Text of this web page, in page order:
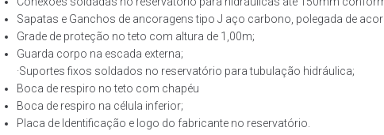
Sapatas e Ganchos de ancoragens tipo J aço carbono, polegada de
Grade de proteção no teto com altura de 1,00m;
Guarda corpo na escada externa;
·Suportes fixos soldados no reservatório para tubulação hidráulica;
Boca de respiro no teto com chapéu
Boca de respiro na célula inferior;
Placa de Identificação e logo do fabricante no reservatório.